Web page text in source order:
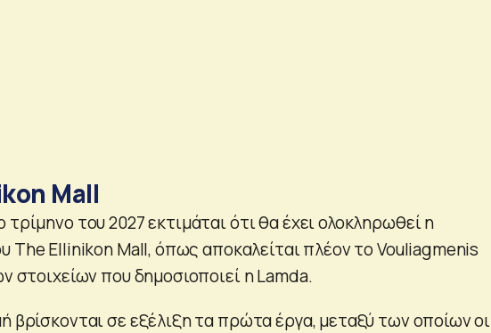
Mall
τρίμηνο του 2027 εκτιμάται ότι θα έχει ολοκληρωθεί η
The Ellinikon Mall, όπως αποκαλείται πλέον το Vouliagmenis
στοιχείων που δημοσιοποιεί η Lamda.
βρίσκονται σε εξέλιξη τα πρώτα έργα, μεταξύ των οποίων οι